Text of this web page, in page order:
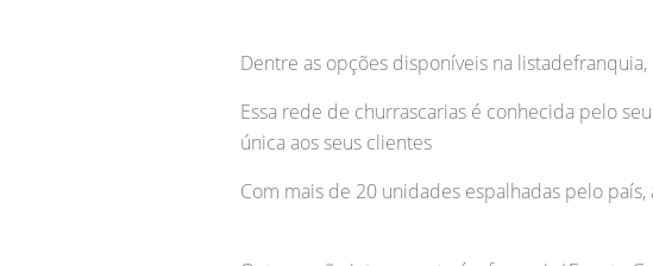
Dentre as opções disponíveis na
Essa rede de churrascarias é conhecida pelo
única aos seus clientes
Com mais de 20 unidades espalhadas pelo